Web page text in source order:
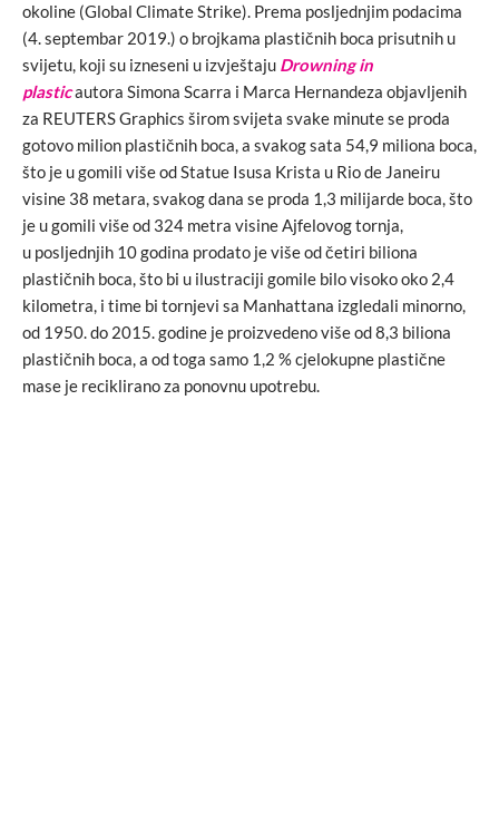
okoline (Global Climate Strike). Prema posljednjim podacima
(4. septembar 2019.) o brojkama plastičnih boca prisutnih u
svijetu, koji su izneseni u izvještaju Drowning in
plasticautora Simona Scarra i Marca Hernandeza objavljenih
za REUTERS Graphics širom svijeta svake minute se proda
gotovo milion plastičnih boca, a svakog sata 54,9 miliona boca,
što je u gomili više od Statue Isusa Krista u Rio de Janeiru
visine 38 metara, svakog dana se proda 1,3 milijarde boca, što
je u gomili više od 324 metra visine Ajfelovog tornja,
u posljednjih 10 godina prodato je više od četiri biliona
plastičnih boca, što bi u ilustraciji gomile bilo visoko oko 2,4
kilometra, i time bi tornjevi sa Manhattana izgledali minorno,
od 1950. do 2015. godine je proizvedeno više od 8,3 biliona
plastičnih boca, a od toga samo 1,2 % cjelokupne plastične
mase je reciklirano za ponovnu upotrebu.